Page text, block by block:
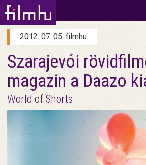
2012. 07. 05. filmhu
Szarajevói
magazin a Daazo
World of Shorts